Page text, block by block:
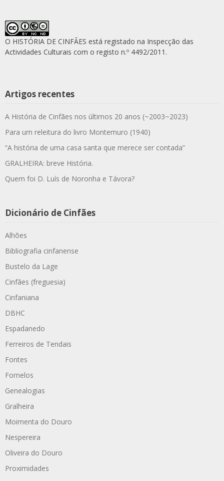
O HISTÓRIA DE CINFÃES está registado na Inspecção das
Actividades Culturais com o registo n.º 4492/2011.
Artigos recentes
A História de Cinfães nos últimos 20 anos (~2003~2023)
Para um releitura do livro Montemuro (1940)
“A história de uma casa santa que merece ser contada”
GRALHEIRA: breve História.
Quem foi D. Luís de Noronha e Távora?
Dicionário de Cinfães
Alhões
Bibliografia cinfanense
Bustelo da Lage
Cinfães (freguesia)
Cinfaniana
DBHC
Espadanedo
Ferreiros de Tendais
Fontes
Fornelos
Genealogias
Gralheira
Moimenta do Douro
Nespereira
Oliveira do Douro
Proximidades